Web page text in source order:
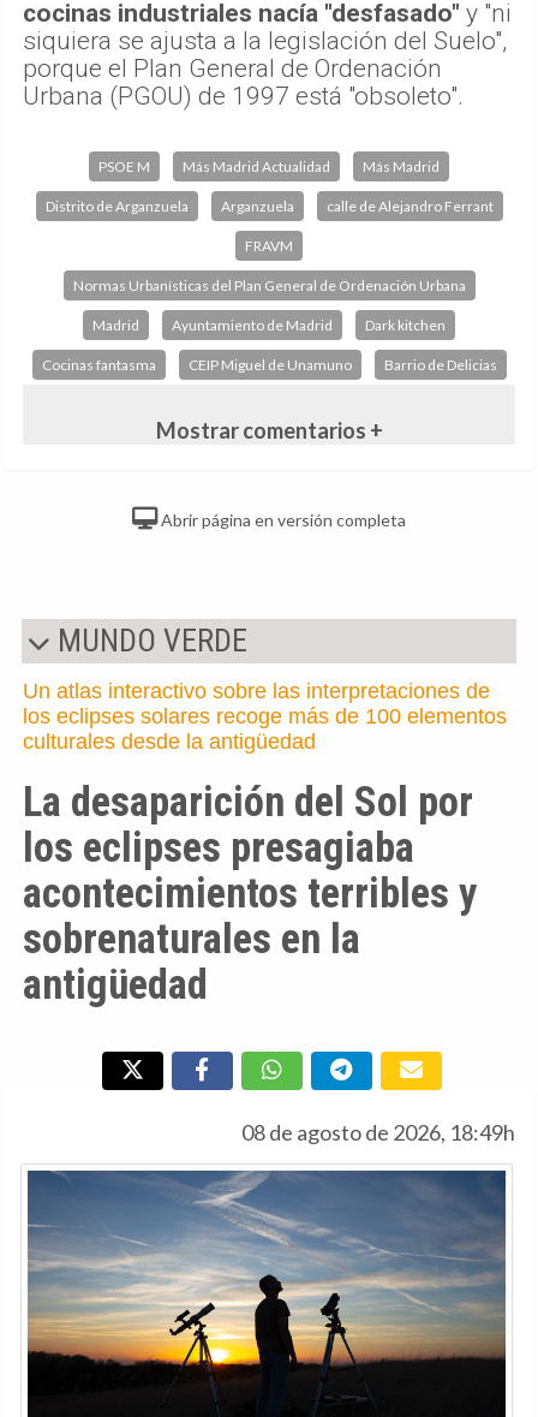
cocinas industriales nacía "desfasado" y "ni
siquiera se ajusta a la legislación del Suelo",
porque el Plan General de Ordenación
Urbana (PGOU) de 1997 está "obsoleto".
PSOE M Más Madrid Actualidad Más Madrid
Distrito de Arganzuela Arganzuela calle de Alejandro Ferrant
FRAVM
Normas Urbanísticas del Plan General de Ordenación Urbana
Madrid Ayuntamiento de Madrid Dark kitchen
Cocinas fantasma CEIP Miguel de Unamuno Barrio de Delicias
Mostrar comentarios +
Abrir página en versión completa
MUNDO VERDE
Un atlas interactivo sobre las interpretaciones de
los eclipses solares recoge más de 100 elementos
culturales desde la antigüedad
La desaparición del Sol por
los eclipses presagiaba
acontecimientos terribles y
sobrenaturales en la
antigüedad
08 de agosto de 2026, 18:49h